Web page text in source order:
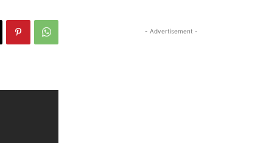
- Advertisement -